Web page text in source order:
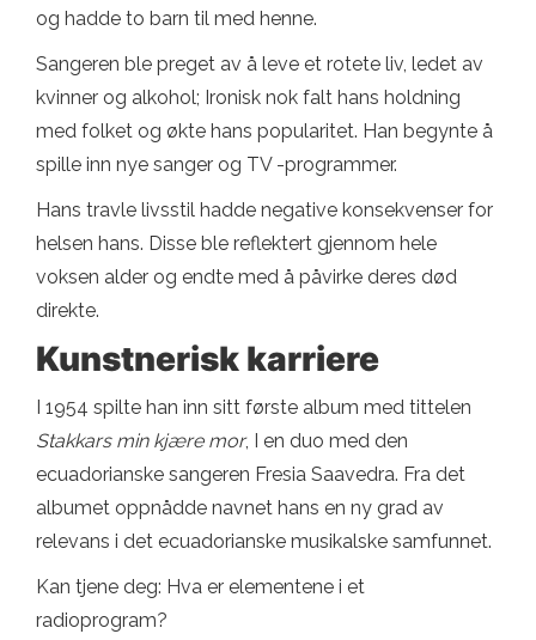
og hadde to barn til med henne.
Sangeren ble preget av å leve et rotete liv, ledet av
kvinner og alkohol; Ironisk nok falt hans holdning
med folket og økte hans popularitet. Han begynte å
spille inn nye sanger og TV -programmer.
Hans travle livsstil hadde negative konsekvenser for
helsen hans. Disse ble reflektert gjennom hele
voksen alder og endte med å påvirke deres død
direkte.
Kunstnerisk karriere
I 1954 spilte han inn sitt første album med tittelen
Stakkars min kjære mor, I en duo med den
ecuadorianske sangeren Fresia Saavedra. Fra det
albumet oppnådde navnet hans en ny grad av
relevans i det ecuadorianske musikalske samfunnet.
Kan tjene deg: Hva er elementene i et
radioprogram?